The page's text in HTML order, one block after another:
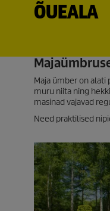
ÕUEALA
Maja ümber on
muru niita ning
masinad vajavad
Need praktilised